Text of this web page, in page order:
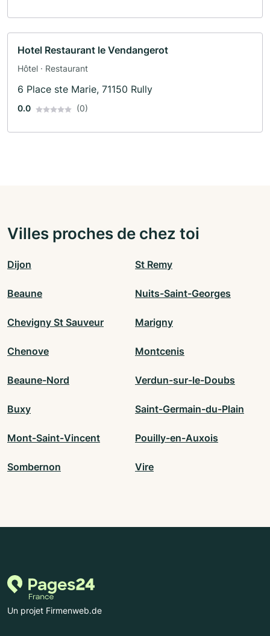
Hotel Restaurant le Vendangerot
Hôtel · Restaurant
6 Place ste Marie, 71150 Rully
0.0 (0)
Villes proches de chez toi
Dijon St Remy
Beaune Nuits-Saint-Georges
Chevigny St Sauveur Marigny
Chenove Montcenis
Beaune-Nord Verdun-sur-le-Doubs
Buxy Saint-Germain-du-Plain
Mont-Saint-Vincent Pouilly-en-Auxois
Sombernon Vire
Un projet Firmenweb.de